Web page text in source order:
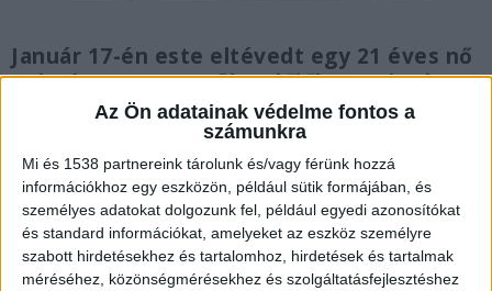
Az Ön adatainak védelme fontos a
számunkra
Mi és 1538 partnereink tárolunk és/vagy férünk hozzá
információkhoz egy eszközön, például sütik formájában, és
személyes adatokat dolgozunk fel, például egyedi azonosítókat
és standard információkat, amelyeket az eszköz személyre
szabott hirdetésekhez és tartalomhoz, hirdetések és tartalmak
méréséhez, közönségmérésekhez és szolgáltatásfejlesztéshez
Január 17-én este eltévedt egy 21 éves nő
Tokodon, a Nagy-Völgy dűlőben, miután
barátai egyedül hagyták és nem találta a
visszautat. A Komárom-Esztergom
vármegyei rendőrség Facebook-oldalán
számolt be az esetről.